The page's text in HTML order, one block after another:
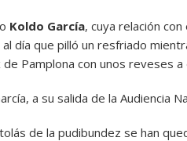
Koldo García, cuya relación
al día que pilló un resfriado
de Pamplona con unos reveses
a su salida de la Audiencia
de la pudibundez se han